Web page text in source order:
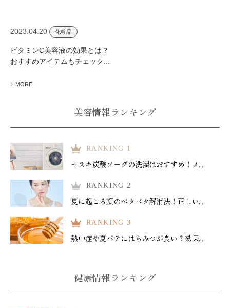
2023.04.20 化粧品
ビタミンC美容液の効果とは？
おすすめアイテムもチェック...
MORE
美容情報ランキング
RANKING 1
セスキ炭酸ソーダの洗濯はおすすめ！メ...
RANKING 2
夏に起こる顔のベタベタ解消法！正しい...
RANKING 3
熱中症や夏バテにはちみつが良い？効果...
健康情報ランキング